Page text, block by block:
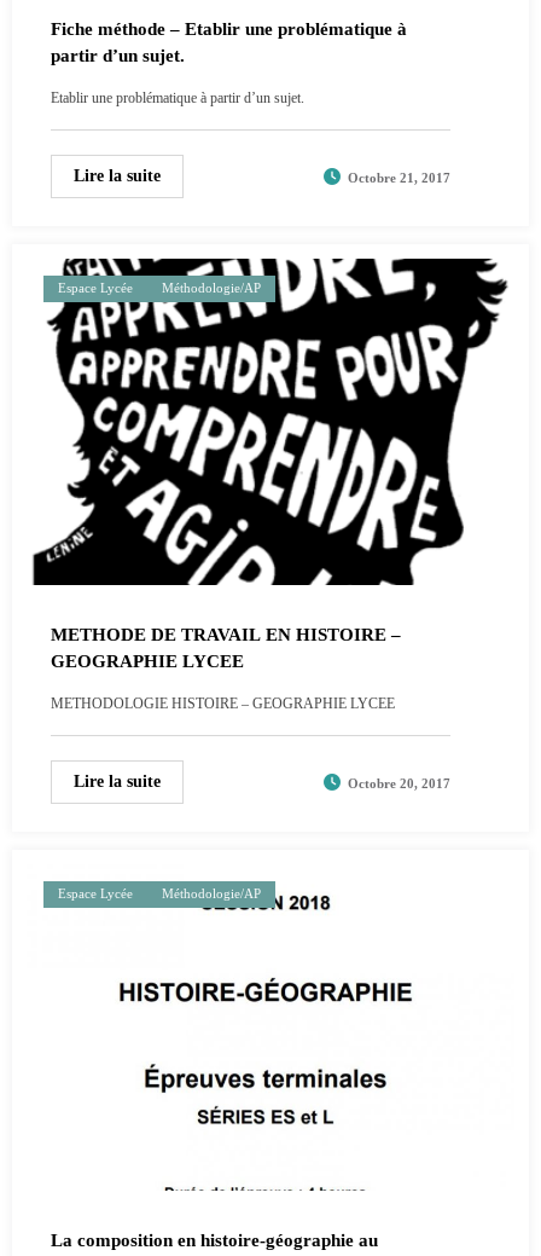
Fiche méthode – Etablir une problématique à
partir d’un sujet.
Etablir une problématique à partir d’un sujet.
Lire la suite Octobre 21, 2017
Espace Lycée Méthodologie/AP
METHODE DE TRAVAIL EN HISTOIRE –
GEOGRAPHIE LYCEE
METHODOLOGIE HISTOIRE – GEOGRAPHIE LYCEE
Lire la suite Octobre 20, 2017
Espace Lycée Méthodologie/AP
La composition en histoire-géographie au